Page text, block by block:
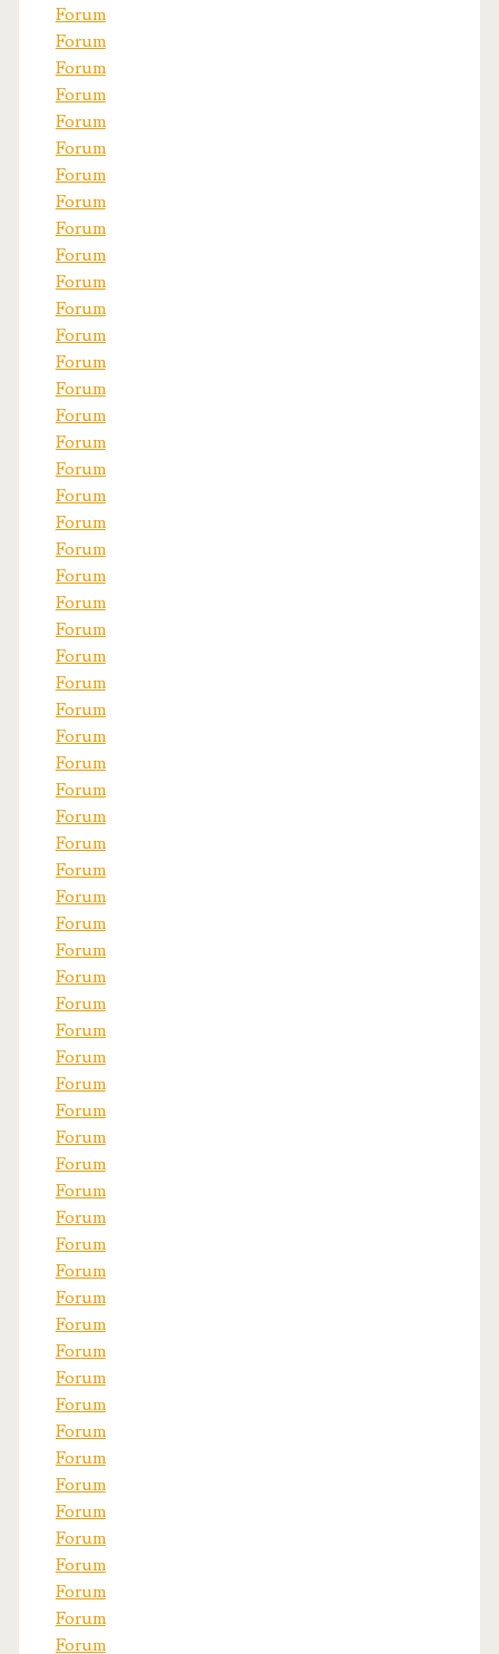
Forum
Forum
Forum
Forum
Forum
Forum
Forum
Forum
Forum
Forum
Forum
Forum
Forum
Forum
Forum
Forum
Forum
Forum
Forum
Forum
Forum
Forum
Forum
Forum
Forum
Forum
Forum
Forum
Forum
Forum
Forum
Forum
Forum
Forum
Forum
Forum
Forum
Forum
Forum
Forum
Forum
Forum
Forum
Forum
Forum
Forum
Forum
Forum
Forum
Forum
Forum
Forum
Forum
Forum
Forum
Forum
Forum
Forum
Forum
Forum
Forum
Forum